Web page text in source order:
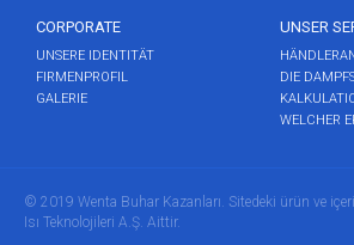
CORPORATE
UNSERE IDENTITÄT
FIRMENPROFIL
GALERIE
UNSER
DIE
WELCHER
© 2019 Wenta Buhar Kazanları. Sitedeki ürün ve
Isı Teknolojileri A.Ş. Aittir.